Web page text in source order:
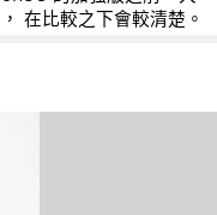
在比較之下會較清楚。